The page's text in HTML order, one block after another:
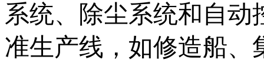
系统、除尘系统和自
准生产线，如修造船、